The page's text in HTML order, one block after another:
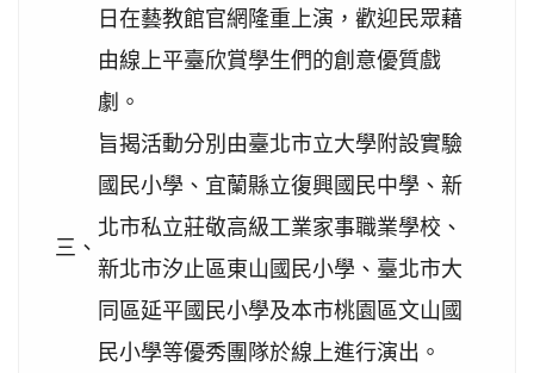
2020-10-27 賀!
本校學生參加109年第30屆會長盃
全國溜冰錦標賽成績優異
2020-10-27
動選手訓練站羽球類區域性對抗賽成績優異
2020-10-21 賀!
恭喜本校六年六班花逸珊同學參加
「桃園市109學年度學生美術比賽」獲得繪畫類第三
名! 四年四班黃品憲同學獲得繪畫類佳作!
2020-10-05 賀!
本校學生參加109年新竹縣運動i台
灣社區羽球聯誼賽成績優異
2020-09-10 賀!
本校學生參加109年桃園市運動會-
市長盃滑輪溜冰錦標賽暨109年全民運動會代表隊選
日在藝教館官網隆重上演，歡迎民眾藉
由線上平臺欣賞學生們的創意優質戲
劇。
三、
旨揭活動分別由臺北市立大學附設實驗
國民小學、宜蘭縣立復興國民中學、新
北市私立莊敬高級工業家事職業學校、
新北市汐止區東山國民小學、臺北市大
同區延平國民小學及本市桃園區文山國
民小學等優秀團隊於線上進行演出。